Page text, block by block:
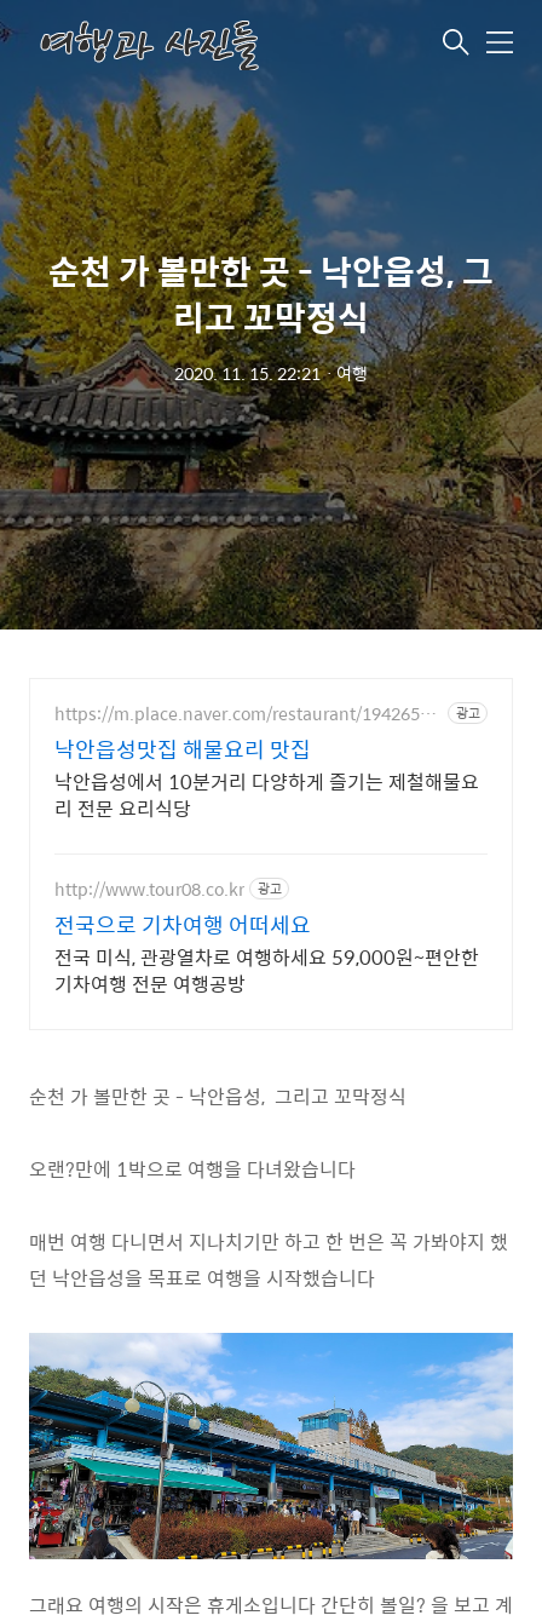
메
순천 가 볼만한 곳 - 낙안읍성, 그
리고 꼬막정식
2020. 11. 15. 22:21ㆍ여행
https://m.place.naver.com/restaurant/19426544
90
광고
낙안읍성맛집 해물요리 맛집
낙안읍성에서 10분거리 다양하게 즐기는 제철해물요
리 전문 요리식당
http://www.tour08.co.kr 광고
전국으로 기차여행 어떠세요
전국 미식, 관광열차로 여행하세요 59,000원~편안한
기차여행 전문 여행공방
순천 가 볼만한 곳 - 낙안읍성, 그리고 꼬막정식
오랜?만에 1박으로 여행을 다녀왔습니다
매번 여행 다니면서 지나치기만 하고 한 번은 꼭 가봐야지 했
던 낙안읍성을 목표로 여행을 시작했습니다
그래요 여행의 시작은 휴게소입니다 간단히 볼일? 을 보고 계